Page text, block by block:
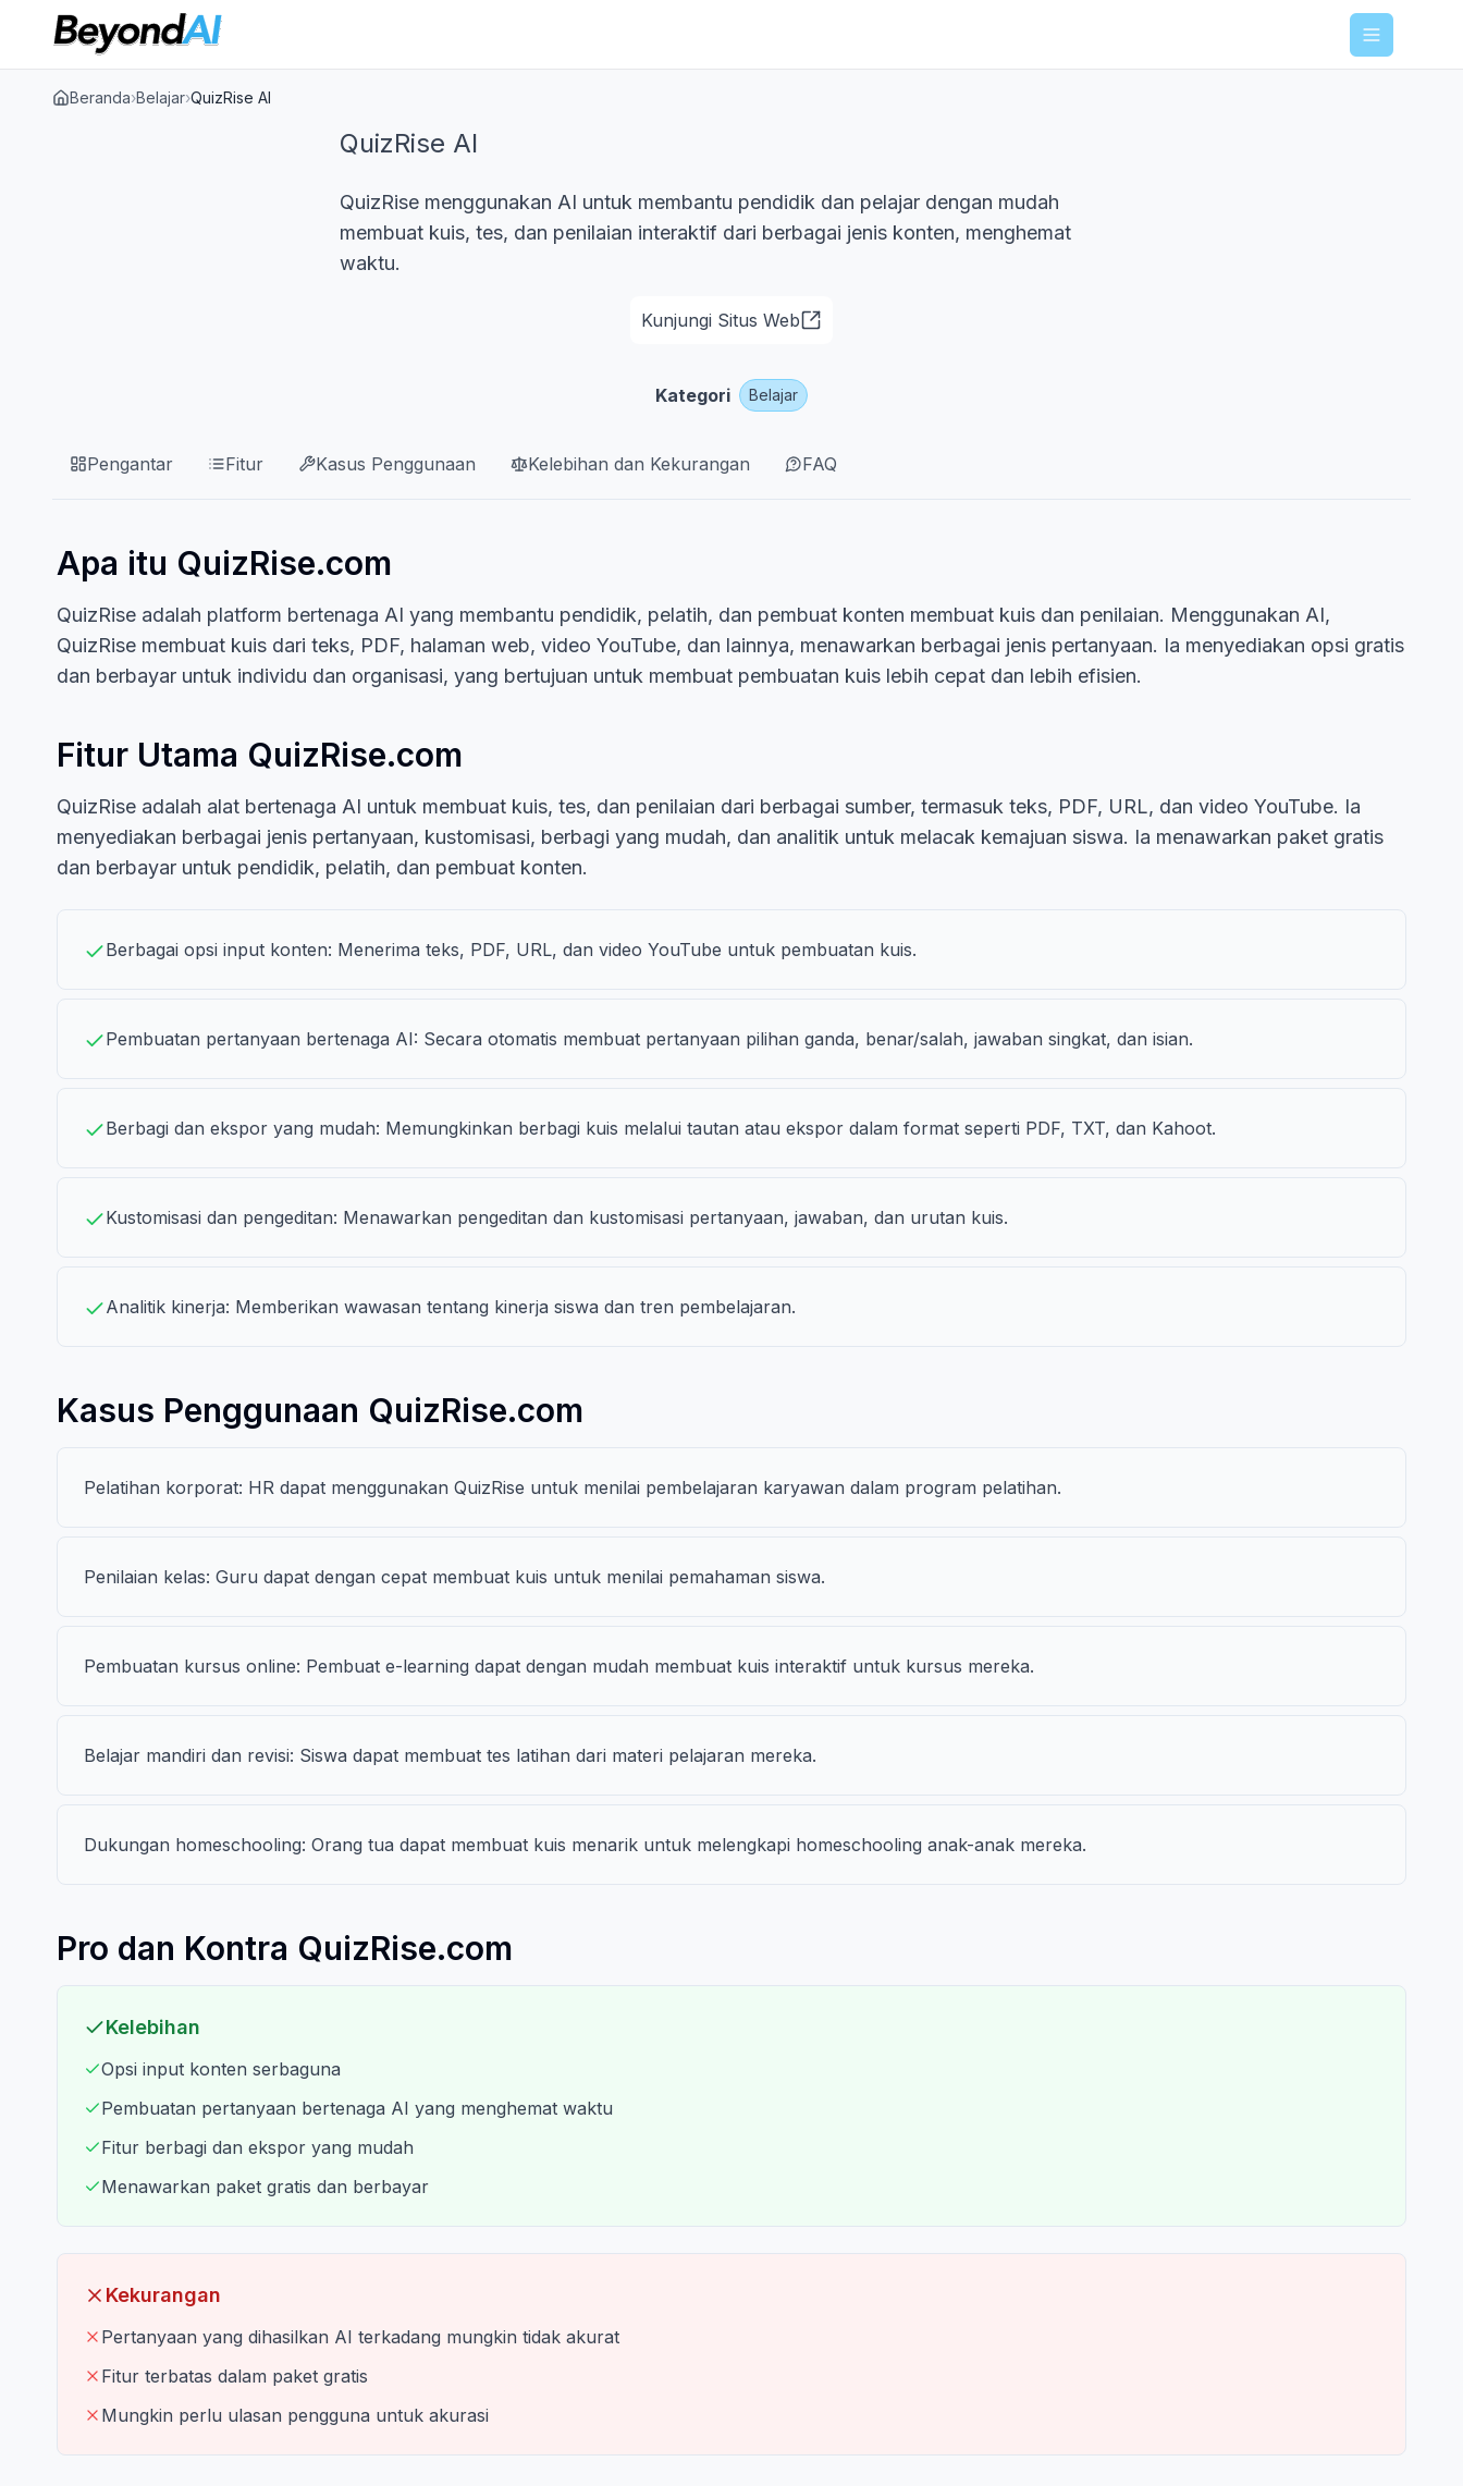
Menu
Beranda›Belajar›QuizRise AI
QuizRise AI
QuizRise menggunakan AI untuk membantu pendidik dan pelajar dengan mudah
membuat kuis, tes, dan penilaian interaktif dari berbagai jenis konten, menghemat
waktu.
Kunjungi Situs Web
Kategori Belajar
Pengantar Fitur Kasus Penggunaan Kelebihan dan Kekurangan FAQ
Apa itu QuizRise.com
QuizRise adalah platform bertenaga AI yang membantu pendidik, pelatih, dan pembuat konten membuat kuis dan penilaian. Menggunakan AI,
QuizRise membuat kuis dari teks, PDF, halaman web, video YouTube, dan lainnya, menawarkan berbagai jenis pertanyaan. Ia menyediakan opsi gratis
dan berbayar untuk individu dan organisasi, yang bertujuan untuk membuat pembuatan kuis lebih cepat dan lebih efisien.
Fitur Utama QuizRise.com
QuizRise adalah alat bertenaga AI untuk membuat kuis, tes, dan penilaian dari berbagai sumber, termasuk teks, PDF, URL, dan video YouTube. Ia
menyediakan berbagai jenis pertanyaan, kustomisasi, berbagi yang mudah, dan analitik untuk melacak kemajuan siswa. Ia menawarkan paket gratis
dan berbayar untuk pendidik, pelatih, dan pembuat konten.
Berbagai opsi input konten: Menerima teks, PDF, URL, dan video YouTube untuk pembuatan kuis.
Pembuatan pertanyaan bertenaga AI: Secara otomatis membuat pertanyaan pilihan ganda, benar/salah, jawaban singkat, dan isian.
Berbagi dan ekspor yang mudah: Memungkinkan berbagi kuis melalui tautan atau ekspor dalam format seperti PDF, TXT, dan Kahoot.
Kustomisasi dan pengeditan: Menawarkan pengeditan dan kustomisasi pertanyaan, jawaban, dan urutan kuis.
Analitik kinerja: Memberikan wawasan tentang kinerja siswa dan tren pembelajaran.
Kasus Penggunaan QuizRise.com
Pelatihan korporat: HR dapat menggunakan QuizRise untuk menilai pembelajaran karyawan dalam program pelatihan.
Penilaian kelas: Guru dapat dengan cepat membuat kuis untuk menilai pemahaman siswa.
Pembuatan kursus online: Pembuat e-learning dapat dengan mudah membuat kuis interaktif untuk kursus mereka.
Belajar mandiri dan revisi: Siswa dapat membuat tes latihan dari materi pelajaran mereka.
Dukungan homeschooling: Orang tua dapat membuat kuis menarik untuk melengkapi homeschooling anak-anak mereka.
Pro dan Kontra QuizRise.com
Kelebihan
Opsi input konten serbaguna
Pembuatan pertanyaan bertenaga AI yang menghemat waktu
Fitur berbagi dan ekspor yang mudah
Menawarkan paket gratis dan berbayar
Kekurangan
Pertanyaan yang dihasilkan AI terkadang mungkin tidak akurat
Fitur terbatas dalam paket gratis
Mungkin perlu ulasan pengguna untuk akurasi